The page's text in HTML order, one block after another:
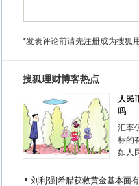
*发表评论前请先注册成为搜狐
搜狐理财博客热点
人民
吗
汇率
标的
如人
刘利强 希腊获救黄金基本面